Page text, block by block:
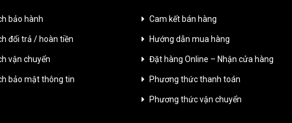
bảo hành
đổi trả / hoàn tiền
vận chuyển
bảo mật thông tin
Cam kết bán hàng
Hướng dẫn mua hàng
Đặt hàng Online – Nhận cửa hàng
Phương thức thanh toán
Phương thức vận chuyển